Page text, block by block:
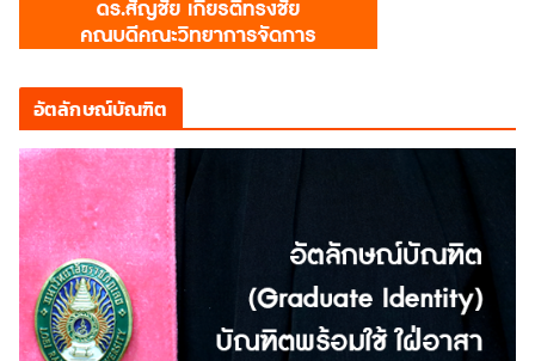
อัตลักษณ์บัณฑิต